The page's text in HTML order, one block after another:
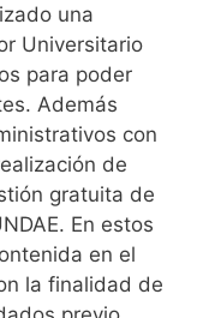
una
Universitario
para poder
Además
con
de
gratuita de
En estos
en el
la finalidad de